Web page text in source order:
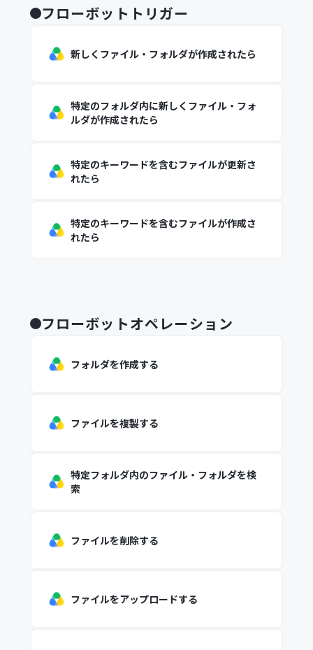
フローボットトリガー
新しくファイル・フォルダが作成されたら
特定のフォルダ内に新しくファイル・フォ
ルダが作成されたら
特定のキーワードを含むファイルが更新さ
れたら
特定のキーワードを含むファイルが作成さ
れたら
フローボットオペレーション
フォルダを作成する
ファイルを複製する
特定フォルダ内のファイル・フォルダを検
索
ファイルを削除する
ファイルをアップロードする